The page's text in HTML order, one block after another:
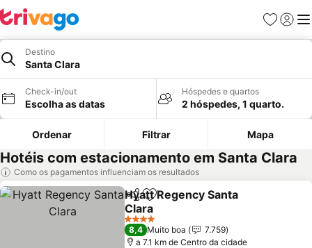
Favoritos
Iniciar
Destino
Santa Clara
Check-in/out
Escolha as datas
Hóspedes e quartos
2 hóspedes, 1 quarto.
Ordenar Filtrar Mapa
Hotéis com estacionamento em Santa Clara
Como os pagamentos influenciam os resultados
PartilharAdicionar aos favoritos
Hyatt Regency Santa
Clara
Ver preços
4 Estrelas
8,4 Muito boa
7.759
a 7.1 km de Centro da cidade